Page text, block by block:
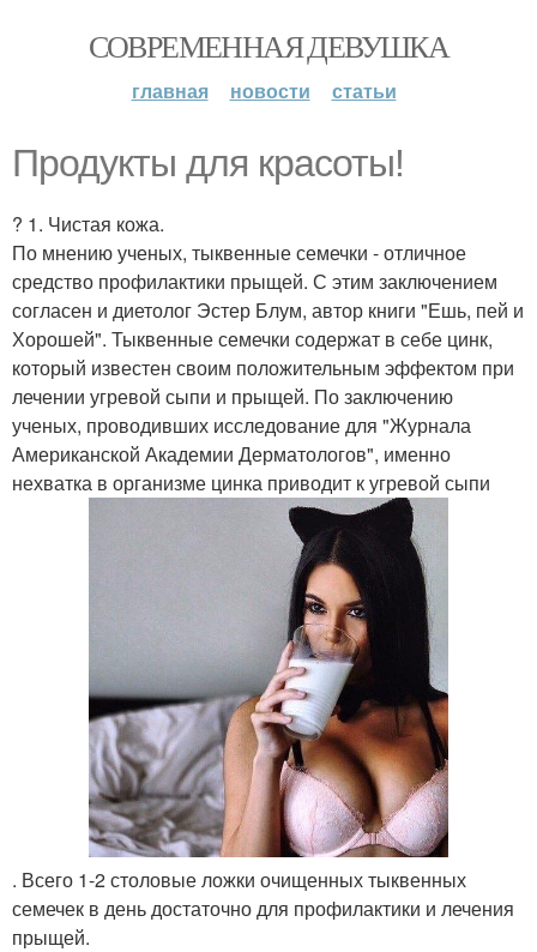
СОВРЕМЕННАЯ ДЕВУШКА
главная новости статьи
Продукты для красоты!
? 1. Чистая кожа.
По мнению ученых, тыквенные семечки - отличное
средство профилактики прыщей. С этим заключением
согласен и диетолог Эстер Блум, автор книги "Ешь, пей и
Хорошей". Тыквенные семечки содержат в себе цинк,
который известен своим положительным эффектом при
лечении угревой сыпи и прыщей. По заключению
ученых, проводивших исследование для "Журнала
Американской Академии Дерматологов", именно
нехватка в организме цинка приводит к угревой сыпи
. Всего 1-2 столовые ложки очищенных тыквенных
семечек в день достаточно для профилактики и лечения
прыщей.